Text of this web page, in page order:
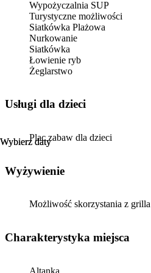
Wybierz daty
Wybierz daty
Wypożyczalnia SUP
Turystyczne możliwości
Siatkówka Plażowa
Nurkowanie
Siatkówka
Łowienie ryb
Żeglarstwo
usługi dla dzieci
Plac zabaw dla dzieci
Wyżywienie
Możliwość skorzystania z grilla
Charakterystyka miejsca
Altanka